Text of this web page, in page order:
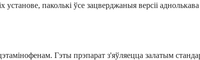
паколькі ўсе зацверджаныя версіі
Гэты прэпарат з'яўляецца залатым